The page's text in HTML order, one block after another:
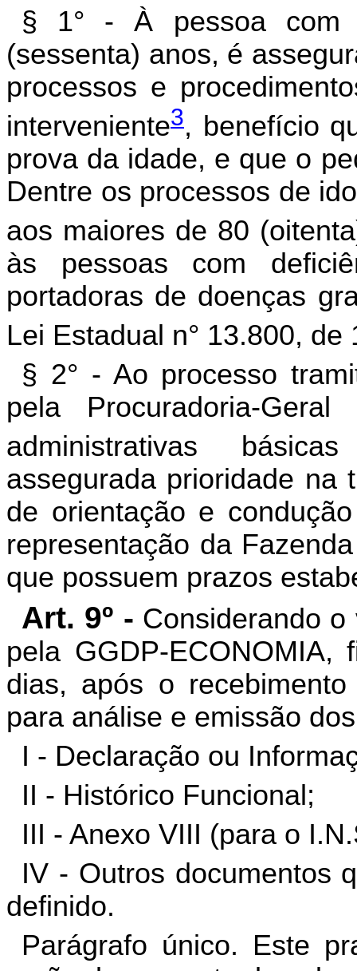
§ 1° - À pessoa com
(sessenta) anos, é
processos e
interveniente3, benefício
prova da idade, e que o
Dentre os processos de
aos maiores de 80
às pessoas com
portadoras de doenças
Lei Estadual n° 13.800,
§ 2° - Ao processo
pela Procuradoria-
administrativas
assegurada prioridade na
de orientação e
representação da
que possuem prazos
Art. 9º - Considerando
pela GGDP-
dias, após o
para análise e emissão
I - Declaração ou
II - Histórico Funcional;
III - Anexo VIII (para o
IV - Outros documentos
definido.
Parágrafo único. Este